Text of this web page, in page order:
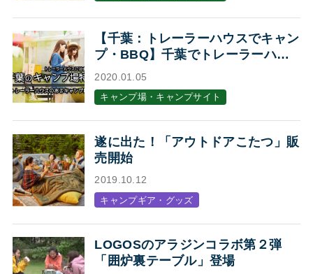
【千葉：トレーラーハウスでキャン
プ・BBQ】千葉でトレーラーハウ
スに泊まれるキャンプ場・BBQ場7
選
2020.01.05
キャンプ場・キャンプサイト
遂に出た！「アウトドアこたつ」販
売開始
2019.10.12
キャンプギア・グッズ
LOGOSのアラジンコラボ第２弾
「囲炉裏テーブル」登場